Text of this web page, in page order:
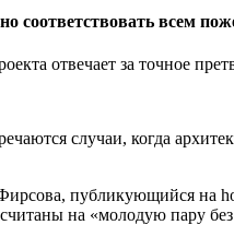
соответствовать всем
отвечает за точное
случаи, когда
публикующийся
на «молодую пару